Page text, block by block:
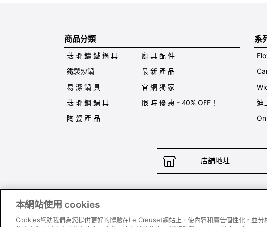
商品分類
琺 瑯 鑄 鐵 鍋 具
鐵製炒鍋
易 潔 鍋 具
琺 瑯 鋼 鍋 具
陶 瓷 產 品
廚 具 配 件
最 新 產 品
官 網 獨 家
限 時 優 惠 - 40% OFF！
系
迪
店舖地址
本網站使用 cookies
Cookies幫助我們為您提供更好的體驗在Le Creuset網站上，使內容和廣告個性化，並分